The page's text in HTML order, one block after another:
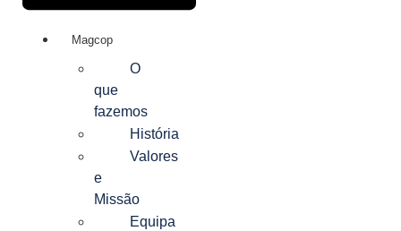
Magcop
O
que
fazemos
História
Valores
e
Missão
Equipa